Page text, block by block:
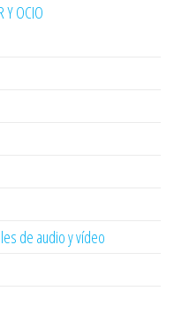
Y OCIO
de audio y vídeo